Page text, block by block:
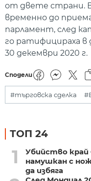
от двете страни.
временно до
парламент, след
го ратифицираха в
30 декември 2020 г.
Сподели
#търговска сделка
ТОП 24
1
Убийство край
намушкан с
да избяга